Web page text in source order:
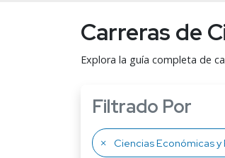
Carreras de
Explora la guía completa de
Filtrado Por
Ciencias Económicas y